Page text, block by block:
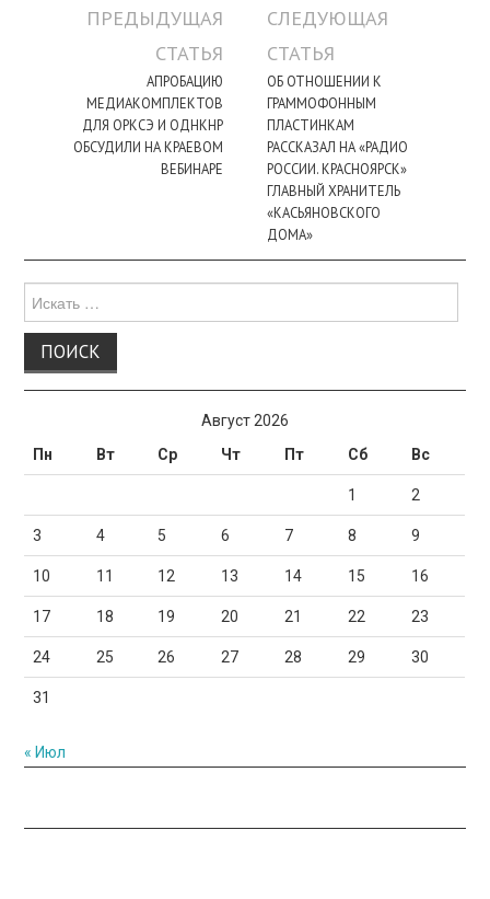
Навигация
ПРЕДЫДУЩАЯ
СТАТЬЯ
АПРОБАЦИЮ
МЕДИАКОМПЛЕКТОВ
ДЛЯ ОРКСЭ И ОДНКНР
ОБСУДИЛИ НА КРАЕВОМ
ВЕБИНАРЕ
СЛЕДУЮЩАЯ
СТАТЬЯ
ОБ ОТНОШЕНИИ К
ГРАММОФОННЫМ
ПЛАСТИНКАМ
РАССКАЗАЛ НА «РАДИО
РОССИИ. КРАСНОЯРСК»
ГЛАВНЫЙ ХРАНИТЕЛЬ
«КАСЬЯНОВСКОГО
ДОМА»
для:
Август 2026
Пн
Вт Ср Чт Пт Сб Вс
1 2
3 4 5 6 7 8 9
10 11 12 13 14 15 16
17 18 19 20 21 22 23
24 25 26 27 28 29 30
31
« Июл